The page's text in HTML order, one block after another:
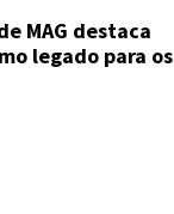
MAG destaca
legado para os